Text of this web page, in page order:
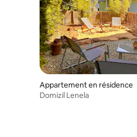
Appartement en résidence
Domizil Lenela